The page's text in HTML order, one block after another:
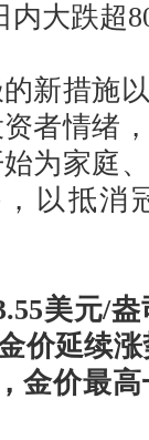
内大跌超
措施以
者情绪
为家庭
以抵消
美元/
价延续
金价最高